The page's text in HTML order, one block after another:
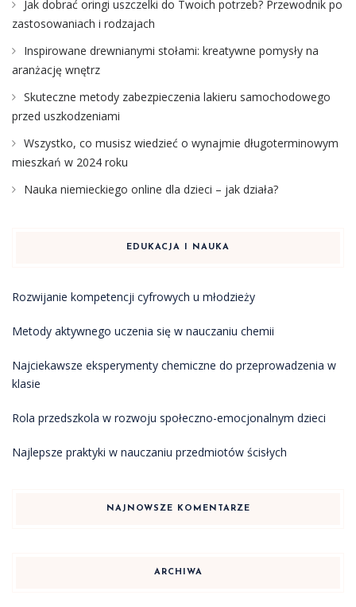
Jak dobrać oringi uszczelki do Twoich potrzeb? Przewodnik po
zastosowaniach i rodzajach
Inspirowane drewnianymi stołami: kreatywne pomysły na
aranżację wnętrz
Skuteczne metody zabezpieczenia lakieru samochodowego
przed uszkodzeniami
Wszystko, co musisz wiedzieć o wynajmie długoterminowym
mieszkań w 2024 roku
Nauka niemieckiego online dla dzieci – jak działa?
EDUKACJA I NAUKA
Rozwijanie kompetencji cyfrowych u młodzieży
Metody aktywnego uczenia się w nauczaniu chemii
Najciekawsze eksperymenty chemiczne do przeprowadzenia w
klasie
Rola przedszkola w rozwoju społeczno-emocjonalnym dzieci
Najlepsze praktyki w nauczaniu przedmiotów ścisłych
NAJNOWSZE KOMENTARZE
ARCHIWA